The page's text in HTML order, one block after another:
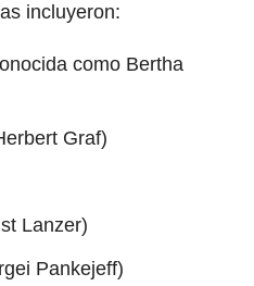
incluyeron:
como Bertha
Graf)
Lanzer)
Pankejeff)